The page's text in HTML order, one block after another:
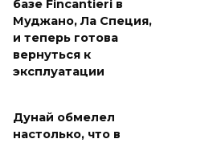
базе Fincantieri в
Муджано, Ла Специя,
и теперь готова
вернуться к
эксплуатации
Дунай обмелел
настолько, что в